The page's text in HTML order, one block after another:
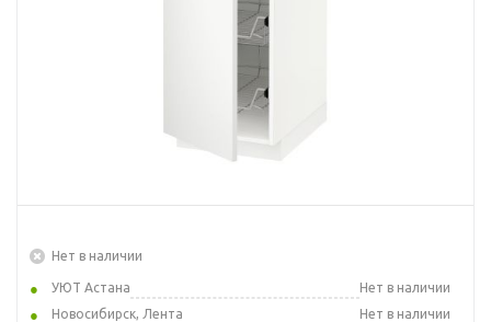
Нет в наличии
УЮТ Астана
Нет в наличии
Новосибирск, Лента
Нет в наличии